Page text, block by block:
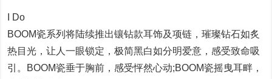
I Do
BOOM瓷系列将陆续推出镶钻款耳饰及项链，璀璨钻石如炙
热目光，让人一眼锁定，极简黑白如分明爱意，感受致命吸
引。BOOM瓷垂于胸前，感受怦然心动;BOOM瓷摇曳耳畔，